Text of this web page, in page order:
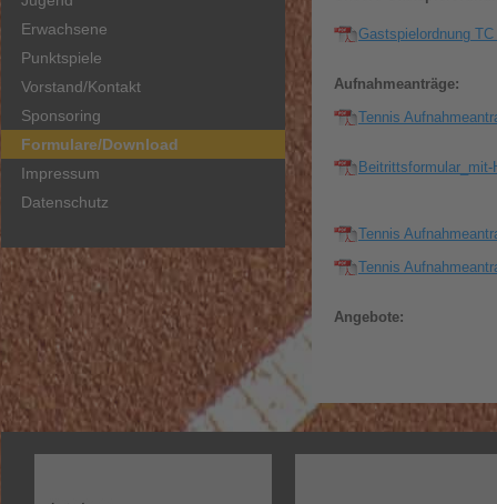
Erwachsene
Punktspiele
Vorstand/Kontakt
Sponsoring
Formulare/Download
Impressum
Datenschutz
Gastspielordnung
Aufnahmeanträge:
Tennis
Tennis
Tennis
Angebote: